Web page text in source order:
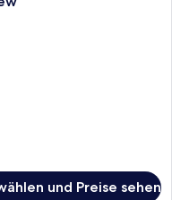
und Preise sehen